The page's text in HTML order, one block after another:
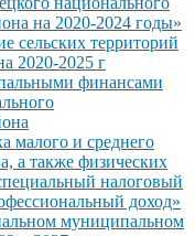
на 2020-2024 годы»
сельских территорий
2020-2025 г
финансами
малого и среднего
а также физических
налоговый
доход»
муниципальном